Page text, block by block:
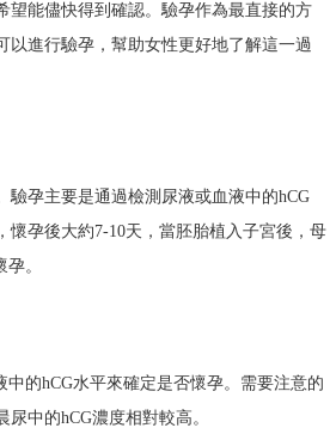
望能儘快得到確認。驗孕作為最直接的方
以進行驗孕，幫助女性更好地了解這一過
孕主要是通過檢測尿液或血液中的hCG
懷孕後大約7-10天，當胚胎植入子宮後，母
。
的hCG水平來確定是否懷孕。需要注意的
中的hCG濃度相對較高。